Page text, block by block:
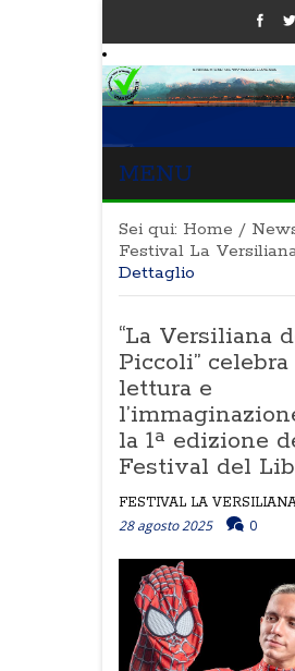
MENU
Sei qui: Home /
Festival La
Dettaglio
“La Versiliana
Piccoli”
lettura e
la 1ª edizione
Festival del
FESTIVAL LA
28 agosto 2025
0